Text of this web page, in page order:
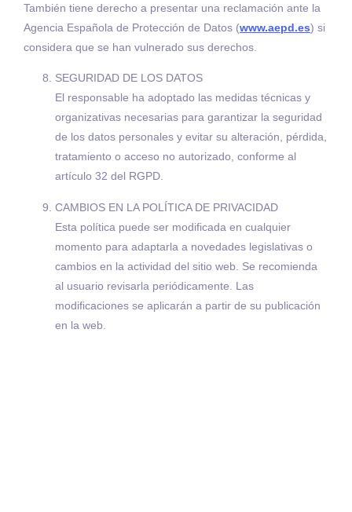
También tiene derecho a presentar una reclamación ante la
Agencia Española de Protección de Datos (www.aepd.es) si
considera que se han vulnerado sus derechos.
SEGURIDAD DE LOS DATOS
El responsable ha adoptado las medidas técnicas y
organizativas necesarias para garantizar la seguridad
de los datos personales y evitar su alteración, pérdida,
tratamiento o acceso no autorizado, conforme al
artículo 32 del RGPD.
CAMBIOS EN LA POLÍTICA DE PRIVACIDAD
Esta política puede ser modificada en cualquier
momento para adaptarla a novedades legislativas o
cambios en la actividad del sitio web. Se recomienda
al usuario revisarla periódicamente. Las
modificaciones se aplicarán a partir de su publicación
en la web.